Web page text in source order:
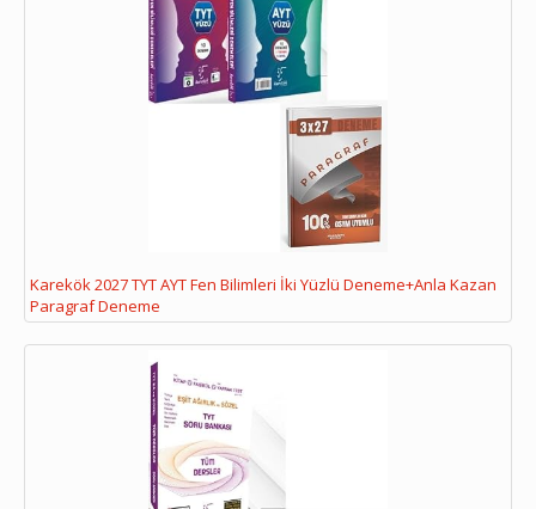
Karekök 2027 TYT AYT Fen Bilimleri İki Yüzlü Deneme+Anla Kazan
Paragraf Deneme